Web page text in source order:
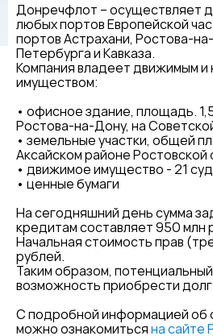
Донречфлот – осуществляет
любых портов Европейской
портов Астрахани, Ростова-
Петербурга и Кавказа.
Компания владеет движимым
имуществом:
• офисное здание, площадь.
Ростова-на-Дону, на
• земельные участки, общей
Аксайском районе Ростовской
• движимое имущество - 21
• ценные бумаги
На сегодняшний день сумма
кредитам составляет 950 млн
Начальная стоимость прав
рублей.
Таким образом,
возможность приобрести долг
С подробной информацией об
можно ознакомитьсяна сайте